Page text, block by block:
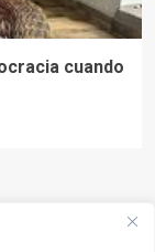
cuando
nuestro… casi,